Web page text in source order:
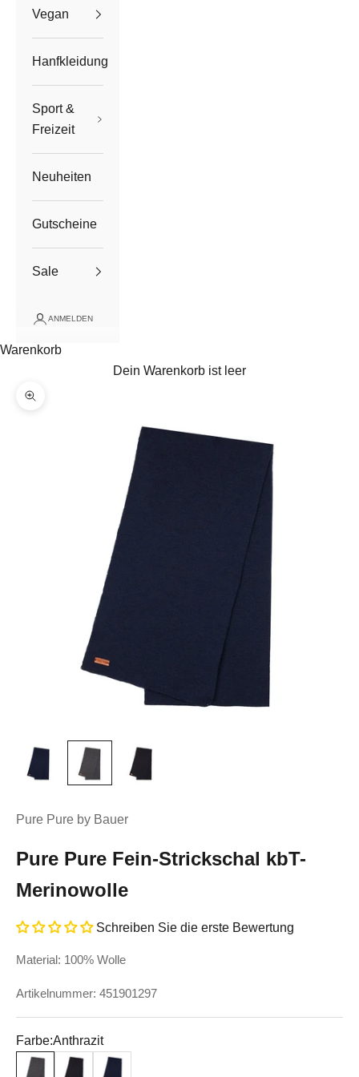
Vegan
Hanfkleidung
Sport &
Freizeit
Neuheiten
Gutscheine
Sale
ANMELDEN
Warenkorb
Dein Warenkorb ist leer
Bild vergrößern
Pure Pure by Bauer
Pure Pure Fein-Strickschal kbT-
Merinowolle
Schreiben Sie die erste Bewertung
Material: 100% Wolle
Artikelnummer: 451901297
Farbe:Anthrazit
AnthrazitSchwarzMarine